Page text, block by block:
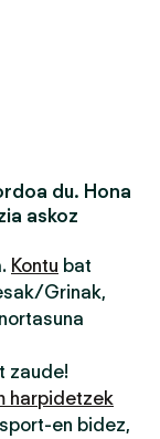
du. Hona
askoz
Kontu bat
Grinak,
zaude!
harpidetzek
en bidez,